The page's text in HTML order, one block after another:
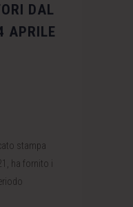
DAL
APRILE
stampa
ha fornito i